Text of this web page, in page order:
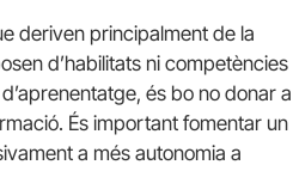
deriven principalment de la
d’habilitats ni competències
és bo no donar a
És important fomentar un
a més autonomia a